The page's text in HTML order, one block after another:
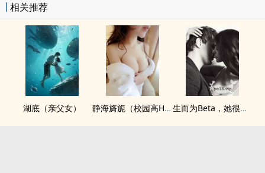
相关推荐
湖底（亲父女） 静海旖旎（校园高H） 生而为Beta，她很抱歉（abo np)